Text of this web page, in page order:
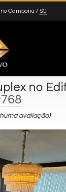
Camboriú / SC
no
avaliação)